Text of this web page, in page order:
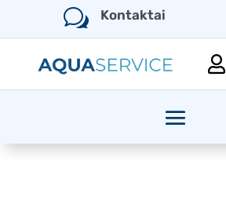
w Kontaktai
